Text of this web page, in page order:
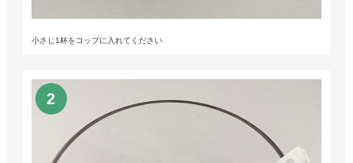
小さじ1杯をコップに入れてください